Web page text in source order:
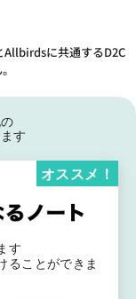
Allbirdsに共通するD2C
す
す
ることができま
オススメ！